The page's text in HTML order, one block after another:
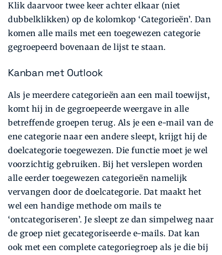
Klik daarvoor twee keer achter elkaar (niet
dubbelklikken) op de kolomkop ‘Categorieën’. Dan
komen alle mails met een toegewezen categorie
gegroepeerd bovenaan de lijst te staan.
Kanban met Outlook
Als je meerdere categorieën aan een mail toewijst,
komt hij in de gegroepeerde weergave in alle
betreffende groepen terug. Als je een e-mail van de
ene categorie naar een andere sleept, krijgt hij de
doelcategorie toegewezen. Die functie moet je wel
voorzichtig gebruiken. Bij het verslepen worden
alle eerder toegewezen categorieën namelijk
vervangen door de doelcategorie. Dat maakt het
wel een handige methode om mails te
‘ontcategoriseren’. Je sleept ze dan simpelweg naar
de groep niet gecategoriseerde e-mails. Dat kan
ook met een complete categoriegroep als je die bij